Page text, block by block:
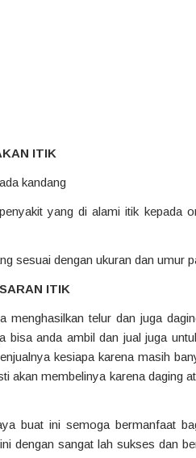
ITIK
kandang
penyakit yang di
sesuai dengan ukuran dan umur
ITIK
menghasilkan telur dan juga
bisa anda ambil dan jual juga
kesiapa karena masih
akan membelinya karena daging
buat ini semoga bermanfaat
dengan sangat lah sukses dan